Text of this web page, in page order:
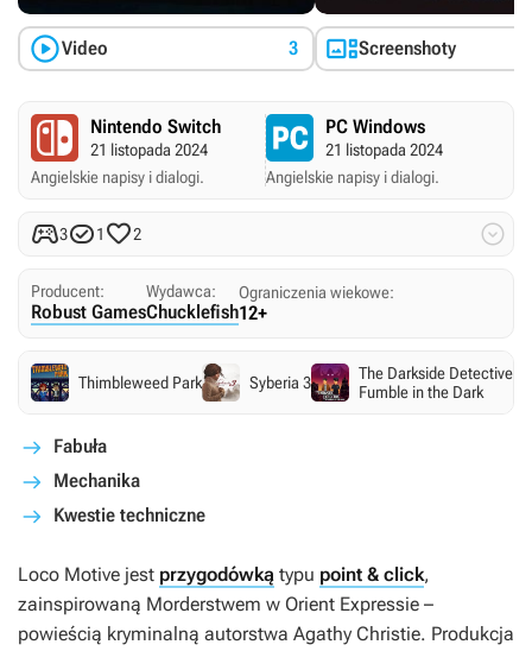
Video 3 Screenshoty
Nintendo Switch
21 listopada 2024
Angielskie napisy i dialogi.
PC Windows
21 listopada 2024
Angielskie napisy i dialogi.
31 2 
Producent:
Robust Games
Wydawca:
Chucklefish
Ograniczenia wiekowe:
12+
Thimbleweed Park Syberia 3
The Darkside Detective: A
Fumble in the Dark
Fabuła
Mechanika
Kwestie techniczne
Loco Motive jest przygodówką typu point & click,
zainspirowaną Morderstwem w Orient Expressie –
powieścią kryminalną autorstwa Agathy Christie. Produkcja